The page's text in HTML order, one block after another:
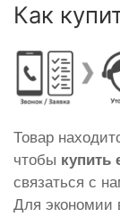
Как
Товар
чтобы купить
связаться с
Для экономии